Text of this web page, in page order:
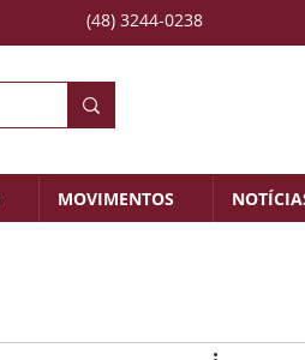
(48) 3244-0238
MOVIMENTOS